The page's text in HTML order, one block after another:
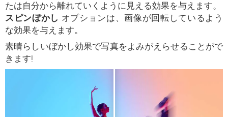
たは自分から離れていくように見える効果を与えます。
スピンぼかし オプションは、画像が回転しているよう
な効果を与えます。
素晴らしいぼかし効果で写真をよみがえらせることがで
きます!